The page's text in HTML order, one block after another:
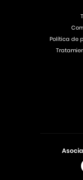
Política de